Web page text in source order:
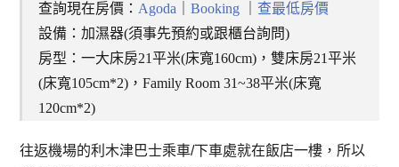
查詢現在房價： Agoda ｜Booking
查最低房價
設備：加濕器(須事先預約或跟櫃台詢問)
房型：一大床房21平米(床寬160cm)，雙床房21平米
(床寬105cm*2)，Family Room 31~38平米(床寬
120cm*2)
往返機場的利木津巴士乘車/下車處就在飯店一樓，所以